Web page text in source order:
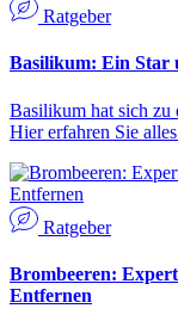
Ratgeber
Basilikum: Ein Star
Basilikum hat sich zu
Hier erfahren Sie
Ratgeber
Brombeeren:
Entfernen